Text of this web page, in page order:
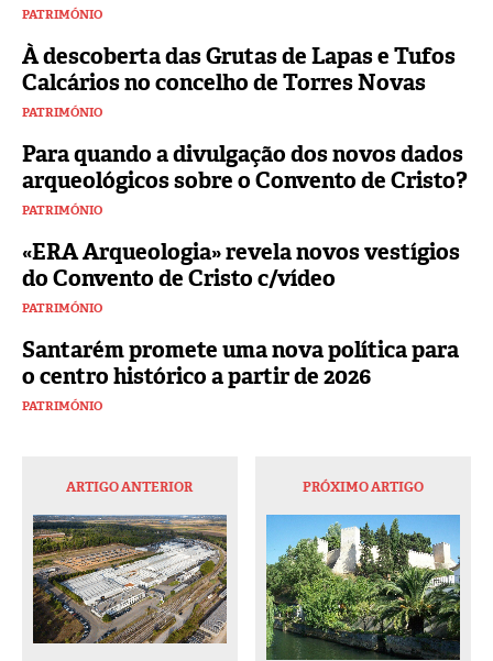
PATRIMÓNIO
À descoberta das Grutas de Lapas e Tufos
Calcários no concelho de Torres Novas
PATRIMÓNIO
Para quando a divulgação dos novos dados
arqueológicos sobre o Convento de Cristo?
PATRIMÓNIO
«ERA Arqueologia» revela novos vestígios
do Convento de Cristo c/vídeo
PATRIMÓNIO
Santarém promete uma nova política para
o centro histórico a partir de 2026
PATRIMÓNIO
ARTIGO ANTERIOR PRÓXIMO ARTIGO